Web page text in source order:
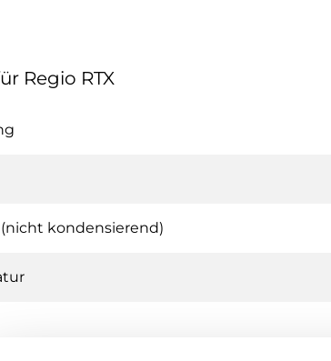
Regio RTX
kondensierend)